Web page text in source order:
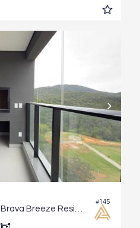
#145
Apartamento no Edifício Brava Breeze Residence